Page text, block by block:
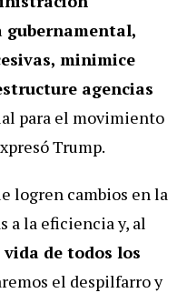
gubernamental,
minimice
agencias
para el movimiento
Trump.
logren cambios en la
a la eficiencia y, al
de todos los
el despilfarro y